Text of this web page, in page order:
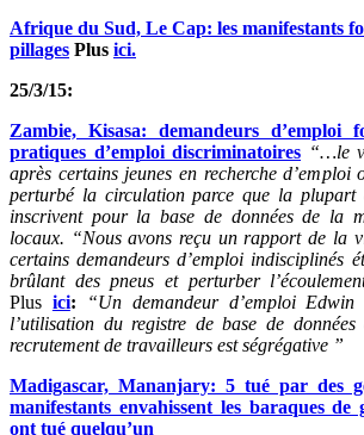
Afrique du Sud, Le Cap: les manifestants
pillages Plus ici.
25/3/15:
Zambie, Kisasa: demandeurs d’emploi
pratiques d’emploi discriminatoires “…le
après certains jeunes en recherche d’emploi
perturbé la circulation parce que la plupart
inscrivent pour la base de données de la
locaux. “Nous avons reçu un rapport de la
certains demandeurs d’emploi indisciplinés
brûlant des pneus et perturber
Plus ici: “Un demandeur d’emploi
l’utilisation du registre de base de
recrutement de travailleurs est ségrégative ”
Madigascar, Mananjary: 5 tué par des
manifestants envahissent les baraques de
ont tué quelqu’un